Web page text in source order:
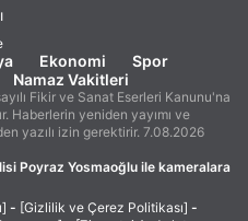
Ekonomi
Spor
Namaz Vakitleri
Fikir ve Sanat Eserleri Kanunu'na
Haberlerin yeniden yayımı ve
yazılı izin gerektirir. 7.08.2026
Poyraz Yosmaoğlu ile kameralara
- [Gizlilik ve Çerez Politikası] -